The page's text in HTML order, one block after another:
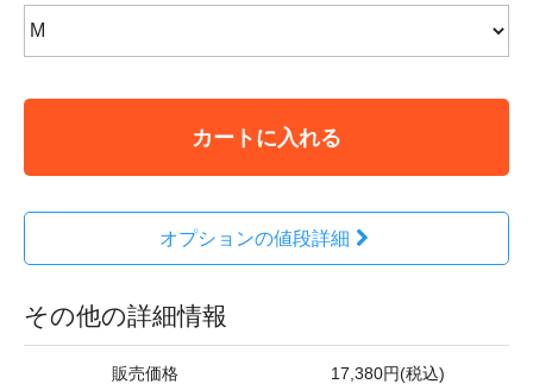
カートに入れる
オプションの値段詳細
その他の詳細情報
販売価格 17,380円(税込)